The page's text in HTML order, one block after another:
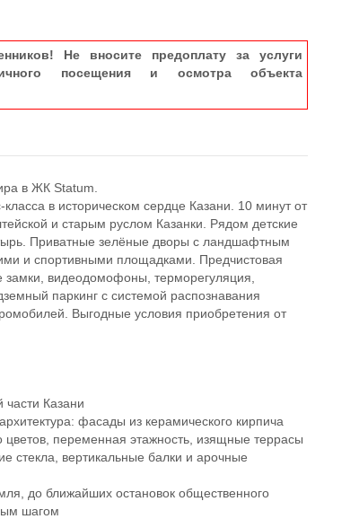
Не вносите предоплату за услуги
посещения и осмотра объекта
в ЖК Statum.
в историческом сердце Казани. 10 минут от
и старым руслом Казанки. Рядом детские
Приватные зелёные дворы с ландшафтным
и спортивными площадками. Предчистовая
видеодомофоны, терморегуляция,
паркинг с системой распознавания
Выгодные условия приобретения от
части Казани
фасады из керамического кирпича
цветов, переменная этажность, изящные террасы
стекла, вертикальные балки и арочные
до ближайших остановок общественного
шагом